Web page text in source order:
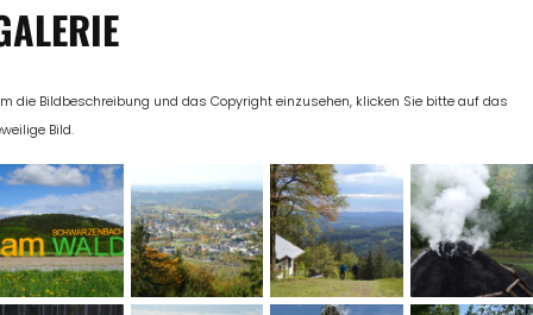
die Bildbeschreibung und das Copyright einzusehen, klicken Sie bitte auf das
Bild.